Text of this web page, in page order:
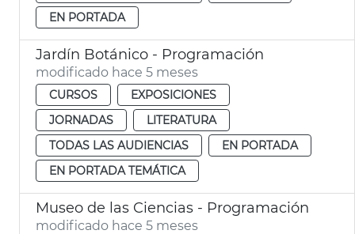
EN PORTADA
Jardín Botánico - Programación
modificado hace 5 meses
CURSOS
EXPOSICIONES
JORNADAS
LITERATURA
TODAS LAS AUDIENCIAS
EN PORTADA
EN PORTADA TEMÁTICA
Museo de las Ciencias - Programación
modificado hace 5 meses